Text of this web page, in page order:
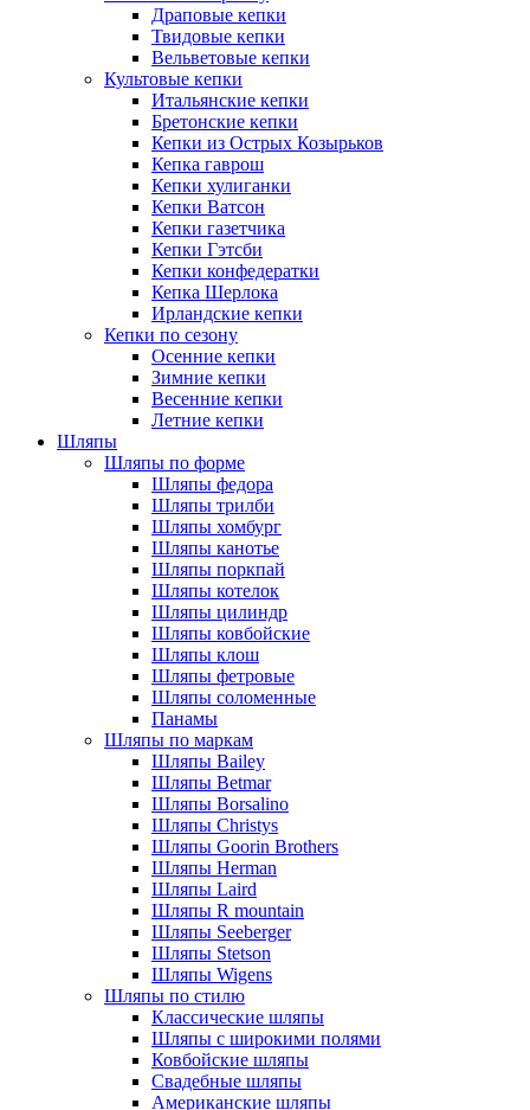
Драповые кепки
Твидовые кепки
Вельветовые кепки
Культовые кепки
Итальянские кепки
Бретонские кепки
Кепки из Острых Козырьков
Кепка гаврош
Кепки хулиганки
Кепки Ватсон
Кепки газетчика
Кепки Гэтсби
Кепки конфедератки
Кепка Шерлока
Ирландские кепки
Кепки по сезону
Осенние кепки
Зимние кепки
Весенние кепки
Летние кепки
Шляпы
Шляпы по форме
Шляпы федора
Шляпы трилби
Шляпы хомбург
Шляпы канотье
Шляпы поркпай
Шляпы котелок
Шляпы цилиндр
Шляпы ковбойские
Шляпы клош
Шляпы фетровые
Шляпы соломенные
Панамы
Шляпы по маркам
Шляпы Bailey
Шляпы Betmar
Шляпы Borsalino
Шляпы Christys
Шляпы Goorin Brothers
Шляпы Herman
Шляпы Laird
Шляпы R mountain
Шляпы Seeberger
Шляпы Stetson
Шляпы Wigens
Шляпы по стилю
Классические шляпы
Шляпы с широкими полями
Ковбойские шляпы
Свадебные шляпы
Американские шляпы